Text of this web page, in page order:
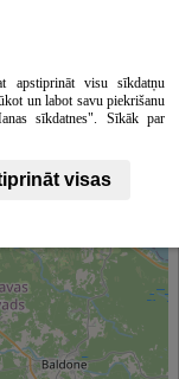
apstiprināt visu sīkdatņu
un labot savu piekrišanu
sīkdatnes". Sīkāk par
visas